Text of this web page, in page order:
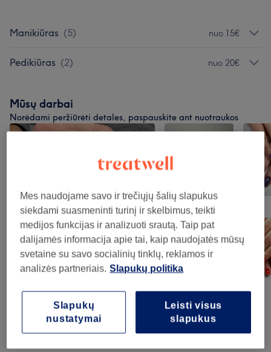
Manikiūras (5) nuo 15€
Pedikiūras (2) nuo 20€
Mūsų darbai
Norėdami peržiūrėti detales, paspauskite ant nuotraukos
Mes naudojame savo ir trečiųjų šalių slapukus
siekdami suasmeninti turinį ir skelbimus, teikti
medijos funkcijas ir analizuoti srautą. Taip pat
dalijamės informacija apie tai, kaip naudojatės mūsų
svetaine su savo socialinių tinklų, reklamos ir
analizės partneriais. Slapukų politika
Leisti visus
slapukus
Slapukų
nustatymai